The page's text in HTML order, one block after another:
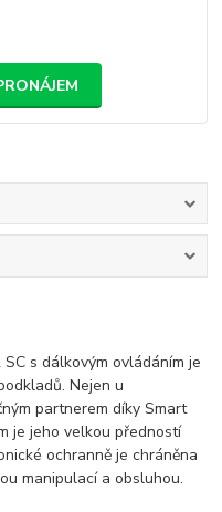
s dálkovým ovládáním je
Nejen u
partnerem díky Smart
je jeho velkou předností
ochranně je chráněna
manipulací a obsluhou.